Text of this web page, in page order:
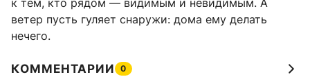
к тем, кто рядом — видимым и невидимым. А
ветер пусть гуляет снаружи: дома ему делать
нечего.
КОММЕНТАРИИ 0